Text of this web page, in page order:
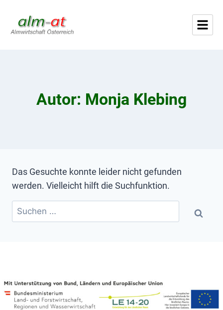
Autor: Monja Klebing
Das Gesuchte konnte leider nicht gefunden
werden. Vielleicht hilft die Suchfunktion.